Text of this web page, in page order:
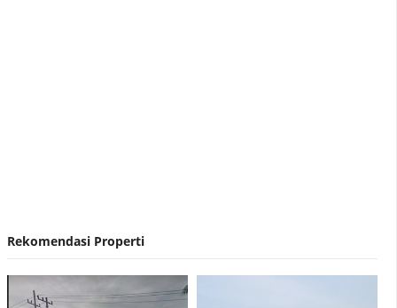
Contoh Surat Penawaran Harga Rumah
Rekomendasi Properti